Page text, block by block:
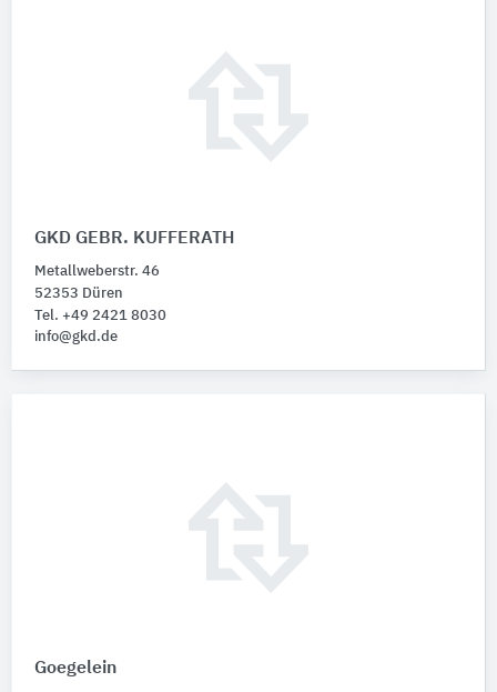
GKD GEBR. KUFFERATH
Metallweberstr. 46
52353 Düren
Tel. +49 2421 8030
info@gkd.de
Goegelein